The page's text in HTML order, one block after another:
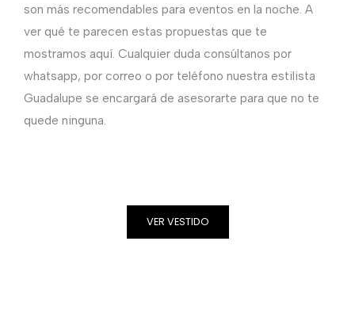
son más recomendables para eventos en la noche. A
ver qué te parecen estas propuestas que te
mostramos aquí. Cualquier duda consúltanos por
whatsapp, por correo o por teléfono nuestra estilista
Guadalupe se encargará de asesorarte para que no te
quede ninguna.
VER VESTIDO